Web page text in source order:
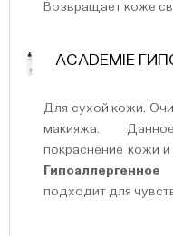
Возвращает коже
ACADEMIE
Для сухой кожи.
макияжа.
покраснение кожи и
подходит для